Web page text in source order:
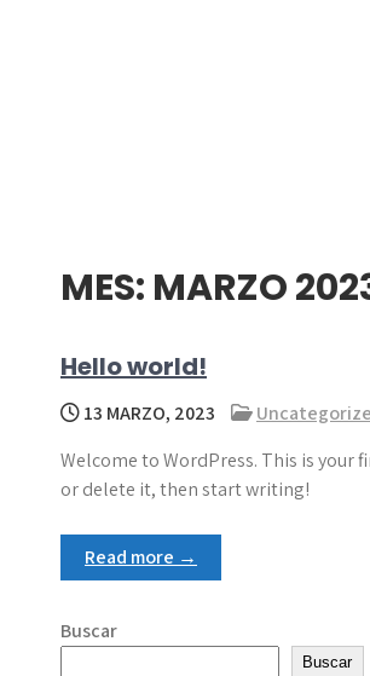
MES: MARZO
Hello world!
13 MARZO, 2023
Welcome to WordPress. This is your
or delete it, then start writing!
Read more →
Buscar
Buscar